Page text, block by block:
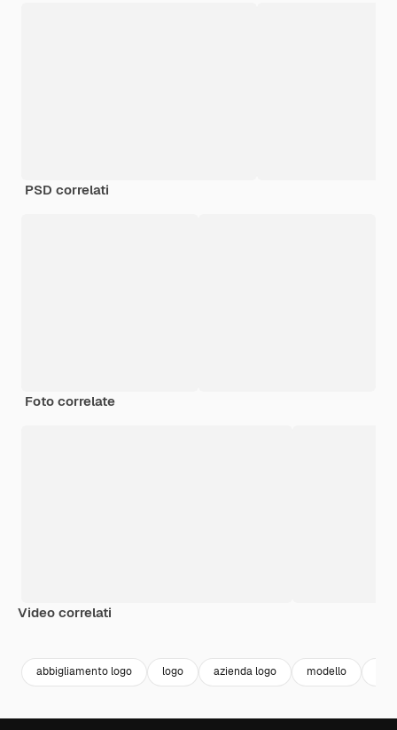
PSD correlati
Foto correlate
Video correlati
abbigliamento logo logo azienda logo modello